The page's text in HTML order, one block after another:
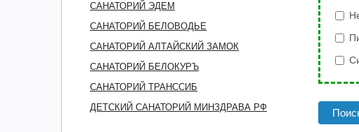
САНАТОРИЙ ЭДЕМ
САНАТОРИЙ БЕЛОВОДЬЕ
САНАТОРИЙ АЛТАЙСКИЙ ЗАМОК
САНАТОРИЙ БЕЛОКУРЪ
САНАТОРИЙ ТРАНССИБ
ДЕТСКИЙ САНАТОРИЙ МИНЗДРАВА РФ